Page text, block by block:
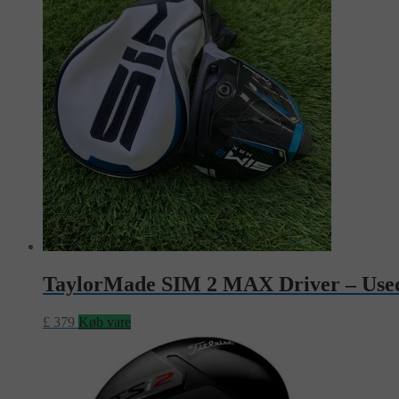
TaylorMade SIM 2 MAX Driver –
£ 379 Køb vare